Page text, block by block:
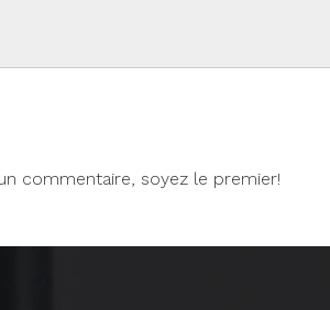
commentaire, soyez le premier!